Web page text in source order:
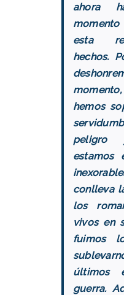
ahora
esta
hechos.
hemos
peligro
estamos
conlleva
los
vivos en
fuimos
últimos
guerra.